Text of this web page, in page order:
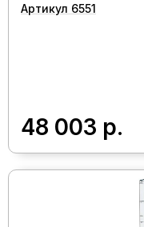
Артикул 6551
48 003 р.